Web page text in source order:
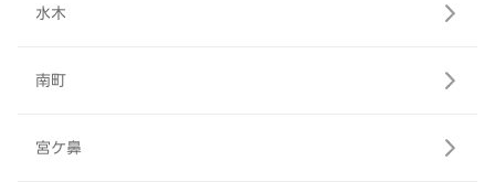
水木
南町
宮ケ鼻